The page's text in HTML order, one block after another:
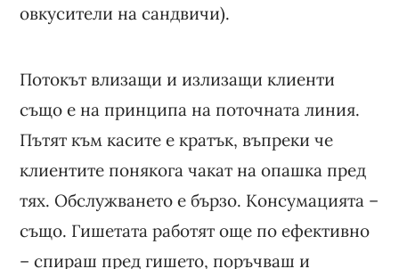
овкусители на сандвичи).
Потокът влизащи и излизащи клиенти
също е на принципа на поточната линия.
Пътят към касите е кратък, въпреки че
клиентите понякога чакат на опашка пред
тях. Обслужването е бързо. Консумацията –
също. Гишетата работят още по ефективно
– спираш пред гишето, поръчваш и